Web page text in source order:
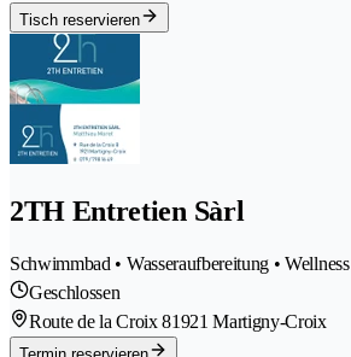
Tisch reservieren
2TH Entretien Sàrl
Schwimmbad • Wasseraufbereitung • Wellness
Geschlossen
Route de la Croix 81921 Martigny-Croix